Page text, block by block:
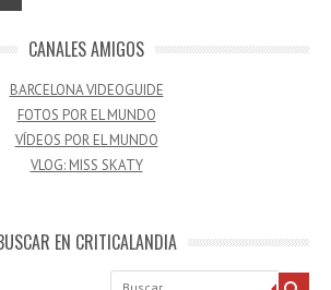
CANALES AMIGOS
BARCELONA VIDEOGUIDE
FOTOS POR EL MUNDO
VÍDEOS POR EL MUNDO
VLOG: MISS SKATY
EN CRITICALANDIA
Buscar